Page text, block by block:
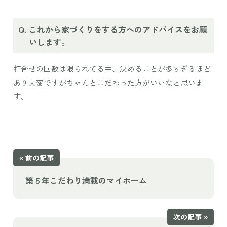
これから家づくりをする方へのアドバイスをお願
いします。
打合せの回数は限られてる中、決めることが多すぎるほど
あり大変ですがちゃんとこだわった方がいいなと思いま
す。
« 前の記事
築５年こだわり満載のマイホーム
次の記事 »